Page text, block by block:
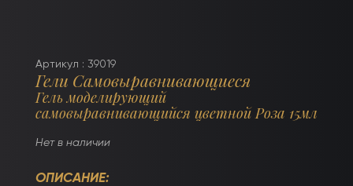
Артикул : 39019
Гели Самовыравнивающиеся
Гель моделирующий
самовыравнивающийся цветной Роза 15мл
Нет в наличии
ОПИСАНИЕ: